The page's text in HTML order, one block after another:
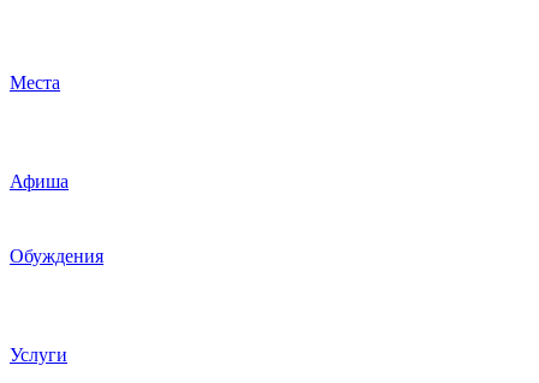
Места
Афиша
Обуждения
Услуги